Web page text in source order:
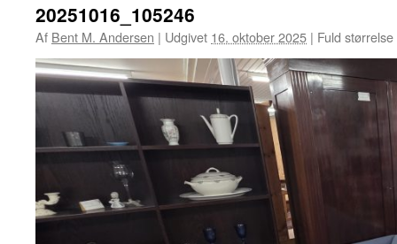
20251016_105246
Af Bent M. Andersen | Udgivet 16. oktober 2025 | Fuld